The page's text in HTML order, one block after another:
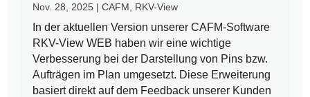
Nov. 28, 2025 |CAFM RKV-View
In der aktuellen Version unserer CAFM-Software
RKV-View WEB haben wir eine wichtige
Verbesserung bei der Darstellung von Pins bzw.
Aufträgen im Plan umgesetzt. Diese Erweiterung
basiert direkt auf dem Feedback unserer Kunden